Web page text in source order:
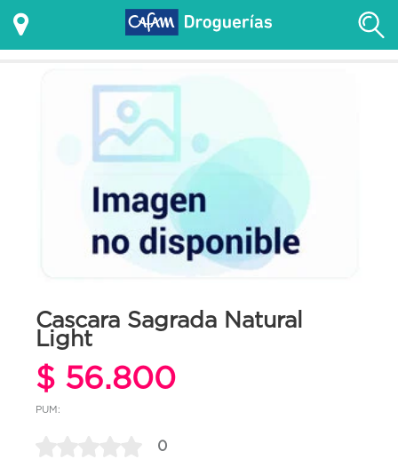
Cascara Sagrada Natural
Light
$ 56.800
PUM:
0